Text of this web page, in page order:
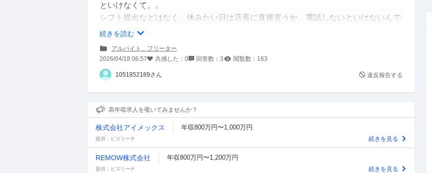
といけなくて。。
シフト提出などはなく、休みたい日は店長に直接言うか、電話しないといけないんで
す。
てしまってとても申し訳ないです。
また、高校の行事と被ることが多く、月に2〜3回ほどお休みを頂かなければならない
時もあって罪悪感で休みたいと言いづらいです。
まだテストとかボランティアとかで、私情で休んだことはないのですが、何回も休み
を頂いているのでイライラされている気がします。
電話にでた時も冷たく返されてすぐに切られてしまいます。
個人的にはLINEなどの方がお互いに気も使わずいいのかなと思っているのですが、休
み希望を伝える時はどのように言うのがいいんでしょうか。。
また、月に何回も休んでしまうなら、バイトはやめておいた方がいいんでしょうか？
5月にまた休みたい日があって困っています。
続きを読む
アルバイト、フリーター
2026/04/18 06:57
共感した： 0 回答数： 3 閲覧数： 163
1051852189さん 違反報告する
高年収求人を覗いてみませんか？
株式会社アイメックス 年収800万円〜1,000万円
提供：ビズリーチ 続きを見る
REMOW株式会社 年収800万円〜1,200万円
提供：ビズリーチ 続きを見る